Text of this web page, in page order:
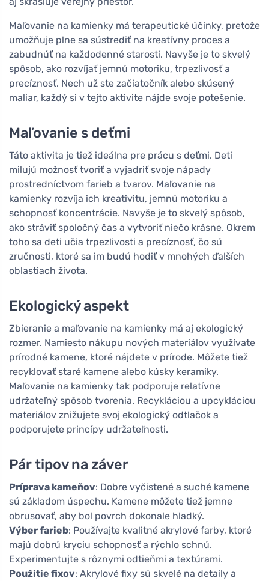
Maľovanie na kamienky má terapeutické účinky, pretože
umožňuje plne sa sústrediť na kreatívny proces a
zabudnúť na každodenné starosti. Navyše je to skvelý
spôsob, ako rozvíjať jemnú motoriku, trpezlivosť a
precíznosť. Nech už ste začiatočník alebo skúsený
maliar, každý si v tejto aktivite nájde svoje potešenie.
Maľovanie s deťmi
Táto aktivita je tiež ideálna pre prácu s deťmi. Deti
milujú možnosť tvoriť a vyjadriť svoje nápady
prostredníctvom farieb a tvarov. Maľovanie na
kamienky rozvíja ich kreativitu, jemnú motoriku a
schopnosť koncentrácie. Navyše je to skvelý spôsob,
ako stráviť spoločný čas a vytvoriť niečo krásne. Okrem
toho sa deti učia trpezlivosti a precíznosť, čo sú
zručnosti, ktoré sa im budú hodiť v mnohých ďalších
oblastiach života.
Ekologický aspekt
Zbieranie a maľovanie na kamienky má aj ekologický
rozmer. Namiesto nákupu nových materiálov využívate
prírodné kamene, ktoré nájdete v prírode. Môžete tiež
recyklovať staré kamene alebo kúsky keramiky.
Maľovanie na kamienky tak podporuje relatívne
udržateľný spôsob tvorenia. Recykláciou a upcykláciou
materiálov znižujete svoj ekologický odtlačok a
podporujete princípy udržateľnosti.
Pár tipov na záver
Príprava kameňov: Dobre vyčistené a suché kamene
sú základom úspechu. Kamene môžete tiež jemne
obrusovať, aby bol povrch dokonale hladký.
Výber farieb: Používajte kvalitné akrylové farby, ktoré
majú dobrú kryciu schopnosť a rýchlo schnú.
Experimentujte s rôznymi odtieňmi a textúrami.
Použitie fixov: Akrylové fixy sú skvelé na detaily a